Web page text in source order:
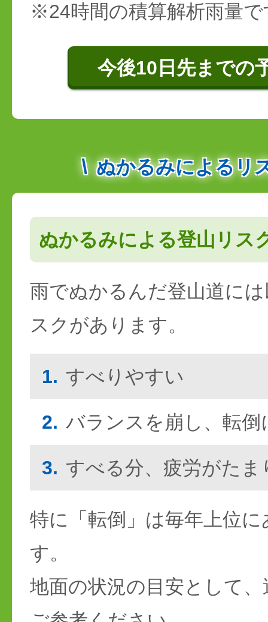
※24時間の積算解析雨量で
今後10日先までの
ぬかるみによるリ
ぬかるみによる登山リス
雨でぬかるんだ登山道に
スクがあります。
1. すべりやすい
2. バランスを崩し、転
3. すべる分、疲労がたま
特に「転倒」は毎年上位
す。
地面の状況の目安として